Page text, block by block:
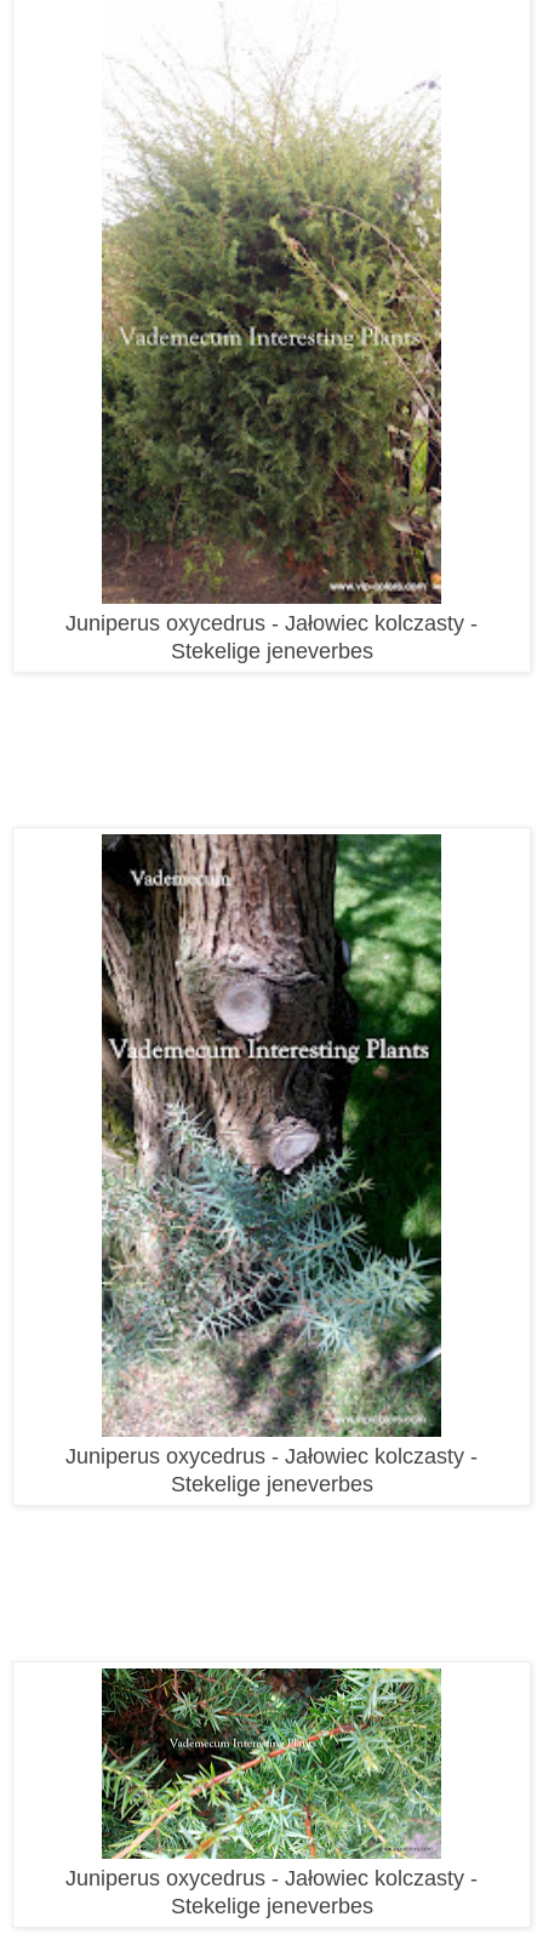
Juniperus oxycedrus - Jałowiec kolczasty -
Stekelige jeneverbes
Juniperus oxycedrus - Jałowiec kolczasty -
Stekelige jeneverbes
Juniperus oxycedrus - Jałowiec kolczasty -
Stekelige jeneverbes